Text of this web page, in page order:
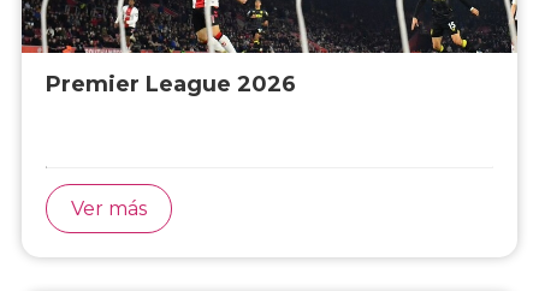
Premier League 2026
Ver más